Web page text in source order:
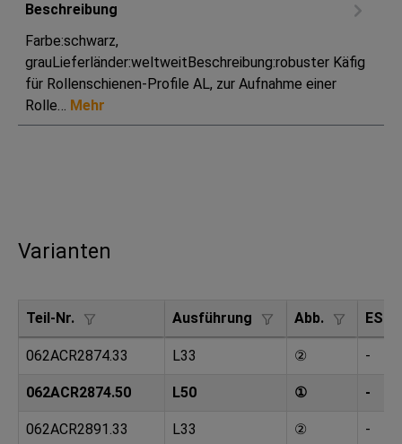
Beschreibung
Farbe:schwarz,
grauLieferländer:weltweitBeschreibung:robuster Käfig
für Rollenschienen-Profile AL, zur Aufnahme einer
Rolle… Mehr
Varianten
Teil-Nr. Ausführung Abb. ESD
062ACR2874.33 L33 ② -
062ACR2874.50 L50 ① -
062ACR2891.33 L33 ② -